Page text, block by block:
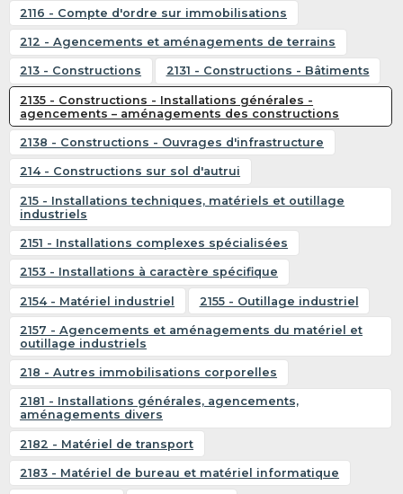
2116 - Compte d'ordre sur immobilisations
212 - Agencements et aménagements de terrains
213 - Constructions 2131 - Constructions - Bâtiments
2135 - Constructions - Installations générales -
agencements – aménagements des constructions
2138 - Constructions - Ouvrages d'infrastructure
214 - Constructions sur sol d'autrui
215 - Installations techniques, matériels et outillage
industriels
2151 - Installations complexes spécialisées
2153 - Installations à caractère spécifique
2154 - Matériel industriel 2155 - Outillage industriel
2157 - Agencements et aménagements du matériel et
outillage industriels
218 - Autres immobilisations corporelles
2181 - Installations générales, agencements,
aménagements divers
2182 - Matériel de transport
2183 - Matériel de bureau et matériel informatique